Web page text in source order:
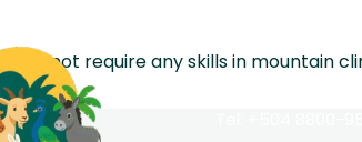
not require any skills in mountain